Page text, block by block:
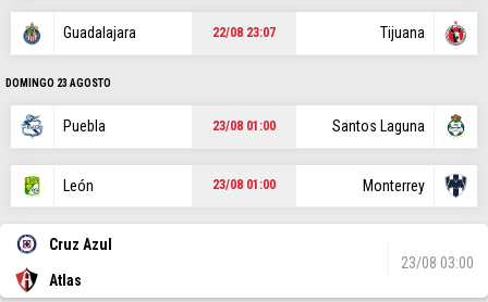
Guadalajara 22/08 23:07 Tijuana
DOMINGO 23 AGOSTO
Puebla 23/08 01:00 Santos Laguna
León 23/08 01:00 Monterrey
Cruz Azul
Atlas
23/08 03:00